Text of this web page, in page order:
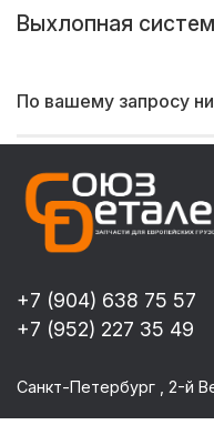
Выхлопная
По вашему запросу
+7 (904) 638 75 57
+7 (952) 227 35 49
Санкт-Петербург , 2-й